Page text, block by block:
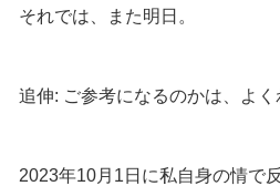
それでは、また明日。
追伸: ご参考になるのかは、よく
2023年10月1日に私自身の情で